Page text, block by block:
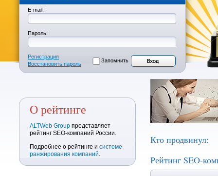
E-mail:
Пароль:
Регистрация
Восстановить пароль
Запомнить
О рейтинге
ALTWeb Group представляет
рейтинг SEO-компаний России.
Подробнее о рейтинге и системе
ранжирования компаний.
Кто продвинул:
Рейтинг SEO-